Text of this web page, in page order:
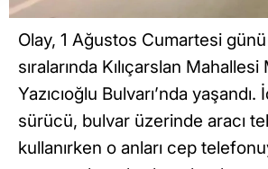
Olay, 1 Ağustos Cumartesi
sıralarında Kılıçarslan
Yazıcıoğlu Bulvarı’nda
sürücü, bulvar üzerinde aracı
kullanırken o anları cep